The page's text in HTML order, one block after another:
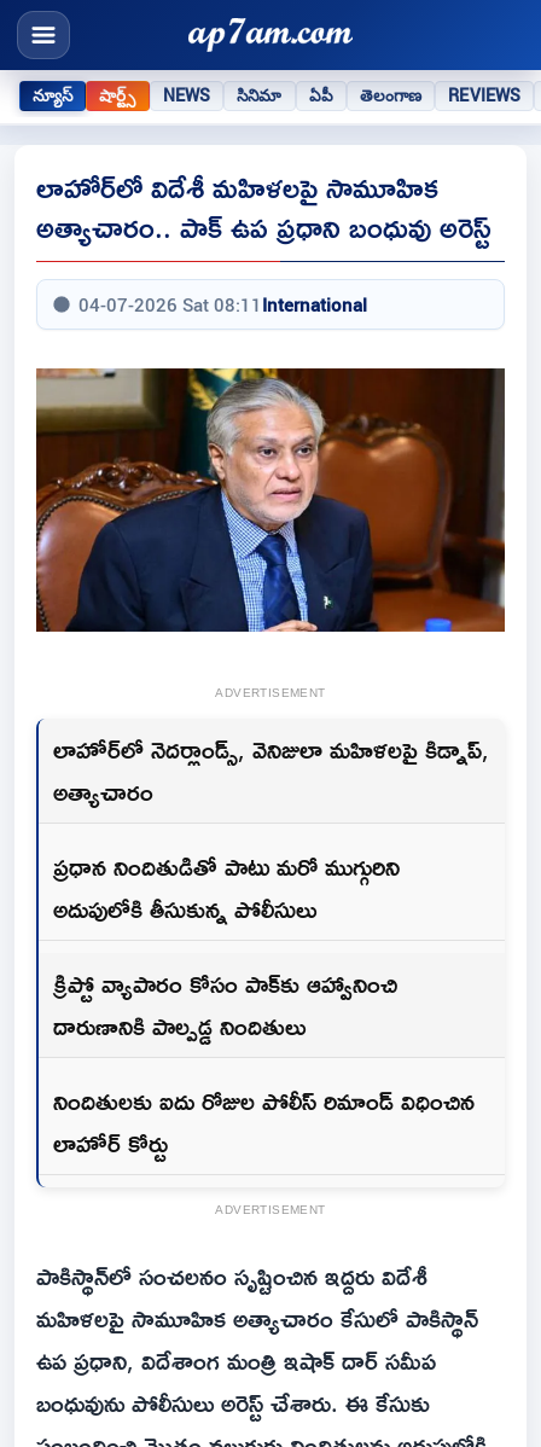
న్యూస్ షార్ట్స్ NEWS సినిమా ఏపీ తెలంగాణ REVIEWS
లాహోర్‌లో విదేశీ మహిళలపై సామూహిక‌
అత్యాచారం.. పాక్ ఉప ప్రధాని బంధువు అరెస్ట్
04-07-2026 Sat 08:11 International
ADVERTISEMENT
లాహోర్‌లో నెదర్లాండ్స్, వెనిజులా మహిళలపై కిడ్నాప్,
అత్యాచారం
ప్రధాన నిందితుడితో పాటు మరో ముగ్గురిని
అదుపులోకి తీసుకున్న పోలీసులు
క్రిప్టో వ్యాపారం కోసం పాక్‌కు ఆహ్వానించి
దారుణానికి పాల్పడ్డ నిందితులు
నిందితులకు ఐదు రోజుల పోలీస్ రిమాండ్ విధించిన
లాహోర్ కోర్టు
ADVERTISEMENT
పాకిస్థాన్‌లో సంచలనం సృష్టించిన ఇద్దరు విదేశీ
మహిళలపై సామూహిక అత్యాచారం కేసులో పాకిస్థాన్
ఉప ప్రధాని, విదేశాంగ మంత్రి ఇషాక్ దార్ సమీప
బంధువును పోలీసులు అరెస్ట్ చేశారు. ఈ కేసుకు